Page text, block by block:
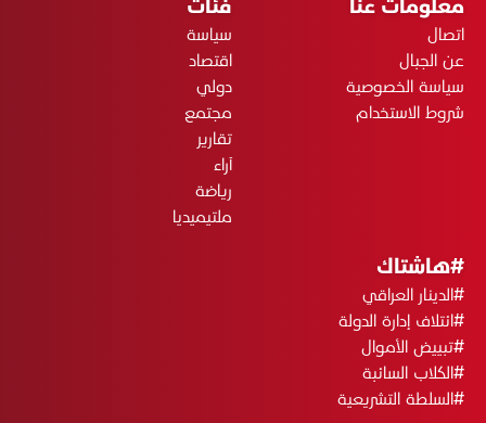
معلومات عنا
اتصال
عن الجبال
سياسة الخصوصية
شروط الاستخدام
فئات
سياسة
اقتصاد
دولي
مجتمع
تقارير
آراء
رياضة
ملتيميديا
#هاشتاك
#الدينار العراقي
#ائتلاف إدارة الدولة
#تبييض الأموال
#الكلاب السائبة
#السلطة التشريعية